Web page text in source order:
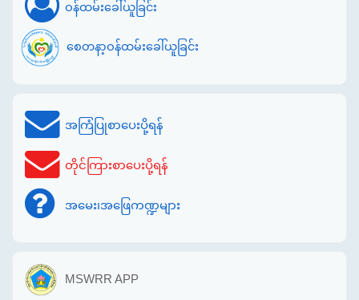
ဝန်ထမ်းခေါ်ယူခြင်း
စေတနာ့ဝန်ထမ်းခေါ်ယူခြင်း
အကြံပြုစာပေးပို့ရန်
တိုင်ကြားစာပေးပို့ရန်
အမေး၊အဖြေကဏ္ဍများ
MSWRR APP